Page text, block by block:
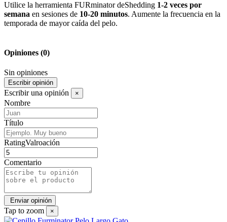
Utilice la herramienta FURminator deShedding 1-2 veces por
semana en sesiones de 10-20 minutos. Aumente la frecuencia en la
temporada de mayor caída del pelo.
Opiniones (0)
Sin opiniones
Escribir opinión
Escribir una opinión ×
Nombre
Título
RatingValroación
Comentario
Tap to zoom ×